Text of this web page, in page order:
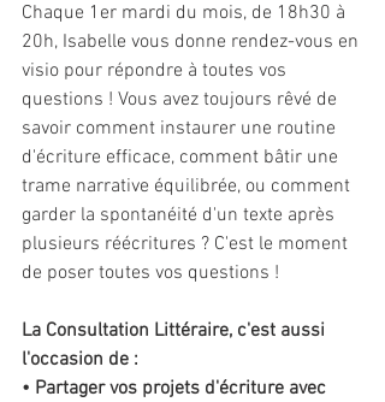
Chaque 1er mardi du mois, de 18h30 à
20h, Isabelle vous donne rendez-vous en
visio pour répondre à toutes vos
questions ! Vous avez toujours rêvé de
savoir comment instaurer une routine
d'écriture efficace, comment bâtir une
trame narrative équilibrée, ou comment
garder la spontanéité d'un texte après
plusieurs réécritures ? C'est le moment
de poser toutes vos questions !
La Consultation Littéraire, c'est aussi
l'occasion de :
• Partager vos projets d'écriture avec